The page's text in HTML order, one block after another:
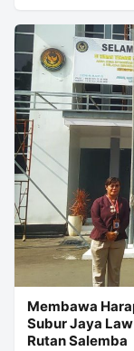
Membawa
Subur Jaya
Rutan Salemba